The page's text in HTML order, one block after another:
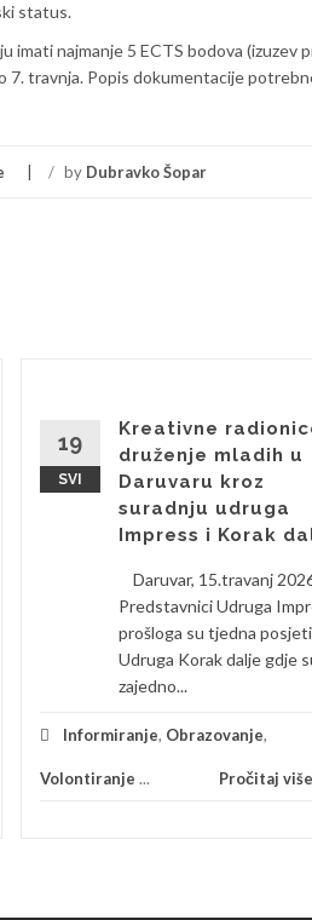
status.
imati najmanje 5 ECTS bodova
7. travnja. Popis dokumentacije
/ by Dubravko Šopar
19
SVI
Kreativne
druženje mladih u
Daruvaru kroz
suradnju udruga
Impress i Korak
Daruvar, 15.travanj
Predstavnici Udruga
prošloga su tjedna
Udruga Korak dalje gdje
zajedno...
Informiranje, Obrazovanje,
Volontiranje ... Pročitaj